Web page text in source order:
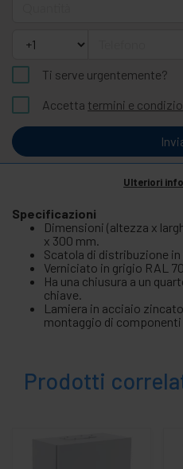
Ti serve urgentemente?
Accetta termini e
Ulteriori
Specificazioni
Dimensioni (altezza x
x 300 mm.
Scatola di distribuzione
Verniciato in grigio RAL
Ha una chiusura a un
chiave.
Lamiera in acciaio
montaggio di
Prodotti